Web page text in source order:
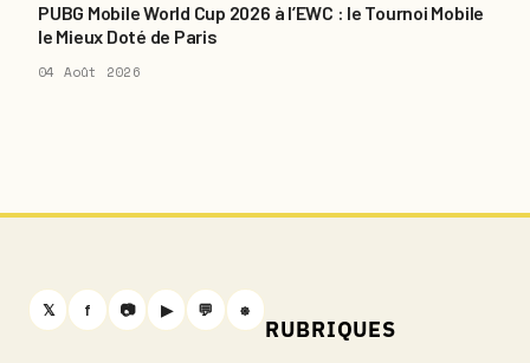
PUBG Mobile World Cup 2026 à l’EWC : le Tournoi Mobile
le Mieux Doté de Paris
04 Août 2026
𝕏 f 📷 ▶ 💬 ⎈
RUBRIQUES